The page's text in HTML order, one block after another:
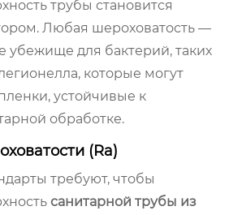
трубы становится
Любая шероховатость —
убежище для бактерий, таких
которые могут
устойчивые к
обработке.
(Ra)
требуют, чтобы
санитарной трубы из